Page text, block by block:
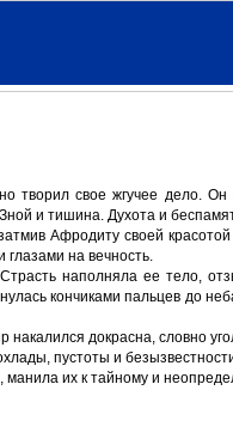
творил свое жгучее дело.
и тишина. Духота и
Афродиту своей
на вечность.
наполняла ее тело,
кончиками пальцев до
докрасна, словно
пустоты и
их к тайному и